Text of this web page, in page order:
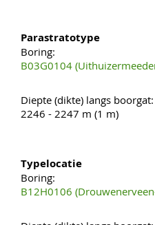
Parastratotype
Boring:
B03G0104
Diepte (dikte) langs boorgat:
2246 - 2247 m (1 m)
Typelocatie
Boring:
B12H0106